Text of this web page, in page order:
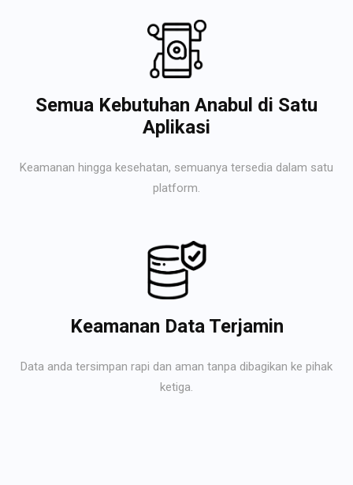
Semua Kebutuhan Anabul di Satu
Aplikasi
Keamanan hingga kesehatan, semuanya tersedia dalam satu
platform.
Keamanan Data Terjamin
Data anda tersimpan rapi dan aman tanpa dibagikan ke pihak
ketiga.